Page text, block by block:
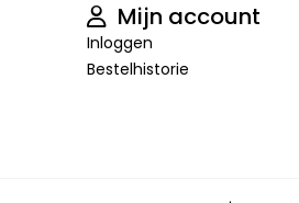
Mijn account
Inloggen
Bestelhistorie